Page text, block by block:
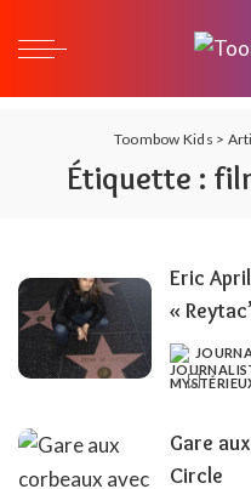
Toombow Kids >
Étiquette :
Eric
«
POSTED
BY
Gare
Circle